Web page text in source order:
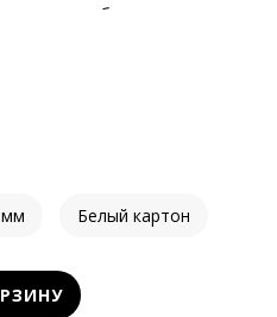
обсуждаются с
или в
Белый картон